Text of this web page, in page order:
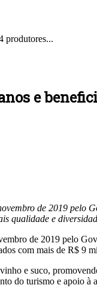
produtores...
e
de 2019 pelo
qualidade e
de 2019 pelo
com mais de R$ 9
e suco,
do turismo e apoio